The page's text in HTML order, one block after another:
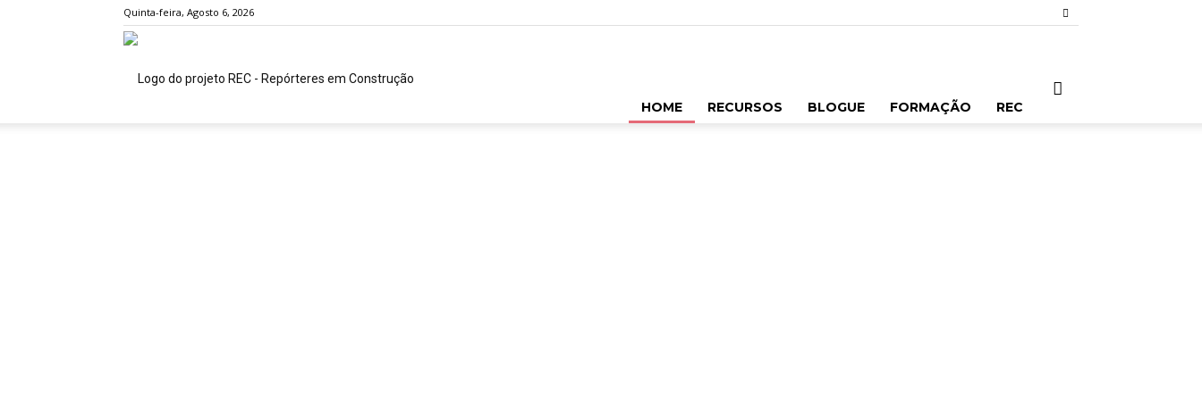
Quinta-feira, Agosto 6, 2026
HOME RECURSOS BLOGUE FORMAÇÃO REC